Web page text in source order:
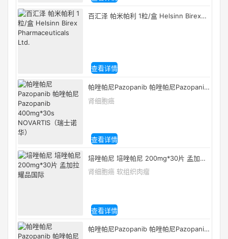
百汇泽 帕米帕利 1粒/盒 Helsinn Birex
查看详情
帕唑帕尼Pazopanib 帕唑帕尼Pazopanib
400mg*30s NOVARTIS（瑞士诺华）
肾细胞癌
查看详情
培唑帕尼 培唑帕尼 200mg*30片 孟加拉
耀品国际
肾细胞癌 软组织肉瘤
查看详情
帕唑帕尼Pazopanib 帕唑帕尼Pazopanib